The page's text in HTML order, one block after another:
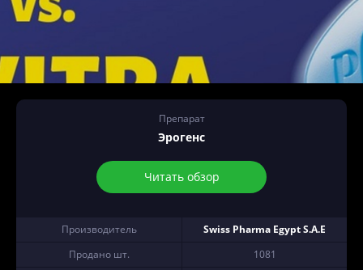
Препарат
Эрогенс
Читать обзор
Производитель
Swiss Pharma Egypt S.A.E
Продано шт.
1081